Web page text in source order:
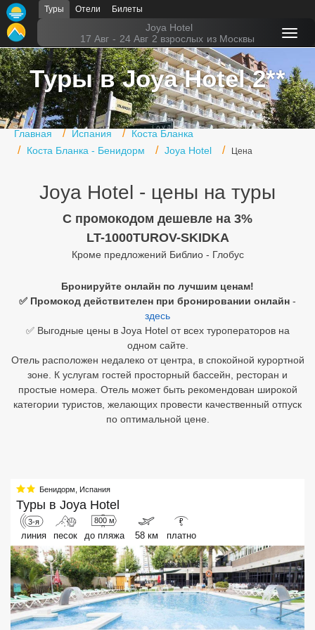
Туры Отели Билеты
Joya Hotel
17 Авг - 24 Авг 2 взрослых из Москвы
Туры в Joya Hotel 2**
Главная Испания
Коста Бланка
Коста Бланка - Бенидорм
Joya Hotel Цена
Joya Hotel - цены на туры
C промокодом дешевле на 3%
LT-1000TUROV-SKIDKA
Кроме предложений Библио - Глобус
Бронируйте онлайн по лучшим ценам!
✅ Промокод действителен при бронировании онлайн -
здесь
✅ Выгодные цены в Joya Hotel от всех туроператоров на
одном сайте.
Отель расположен недалеко от центра, в спокойной курортной
зоне. К услугам гостей просторный бассейн, ресторан и
простые номера. Отель может быть рекомендован широкой
категории туристов, желающих провести качественный отпуск
по оптимальной цене.
Бенидорм Испания
Туры в Joya Hotel
3-я
линия песок
800 м
до пляжа 58 км
₽
платно
Главная
Горящие туры
Туры в Турцию
Туры в Египет
Помощь
Подборки отелей
Шри Ланка
Северный Гоа
Южный Гоа
Занзибар
Абхазия
Большой Сочи